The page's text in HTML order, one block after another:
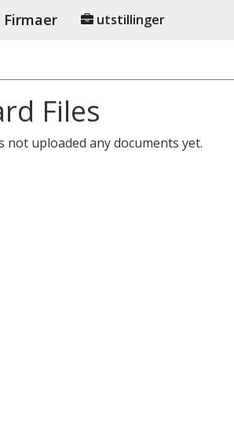
Firmaer utstillinger
Files
not uploaded any documents yet.